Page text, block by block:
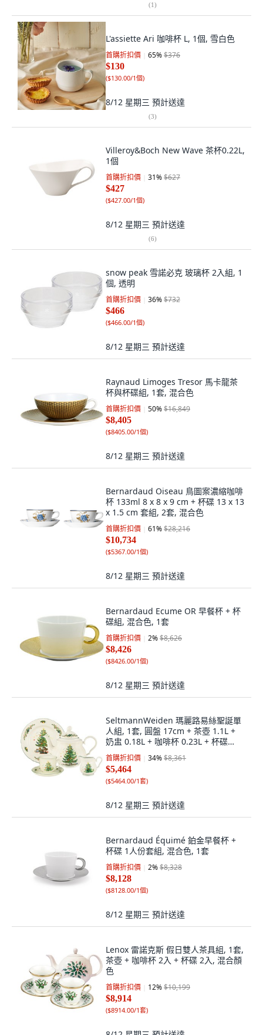
(1)
L'assiette Ari 咖啡杯 L, 1個, 雪白色
首購折扣價 65%$376
$130
($130.00/1個)
8/12 星期三 預計送達
(3)
Villeroy&Boch New Wave 茶杯0.22L,
1個
首購折扣價 31%$627
$427
($427.00/1個)
8/12 星期三 預計送達
(6)
snow peak 雪諾必克 玻璃杯 2入組, 1
個, 透明
首購折扣價 36%$732
$466
($466.00/1個)
8/12 星期三 預計送達
Raynaud Limoges Tresor 馬卡龍茶
杯與杯碟組, 1套, 混合色
首購折扣價 50%$16,849
$8,405
($8405.00/1個)
8/12 星期三 預計送達
Bernardaud Oiseau 鳥圖案濃縮咖啡
杯 133ml 8 x 8 x 9 cm + 杯碟 13 x 13
x 1.5 cm 套組, 2套, 混合色
首購折扣價 61%$28,216
$10,734
($5367.00/1個)
8/12 星期三 預計送達
Bernardaud Ecume OR 早餐杯 + 杯
碟組, 混合色, 1套
首購折扣價 2%$8,626
$8,426
($8426.00/1個)
8/12 星期三 預計送達
SeltmannWeiden 瑪麗路易絲聖誕單
人組, 1套, 圓盤 17cm + 茶壺 1.1L +
奶盅 0.18L + 咖啡杯 0.23L + 杯碟
15cm, 瑪麗路易絲
首購折扣價 34%$8,361
$5,464
($5464.00/1套)
8/12 星期三 預計送達
Bernardaud Équimé 鉑金早餐杯 +
杯碟 1人份套組, 混合色, 1套
首購折扣價 2%$8,328
$8,128
($8128.00/1個)
8/12 星期三 預計送達
Lenox 雷諾克斯 假日雙人茶具組, 1套,
茶壺 + 咖啡杯 2入 + 杯碟 2入, 混合顏
色
首購折扣價 12%$10,199
$8,914
($8914.00/1套)